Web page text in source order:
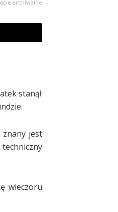
archiwalne
stanął
znany jest
wieczoru